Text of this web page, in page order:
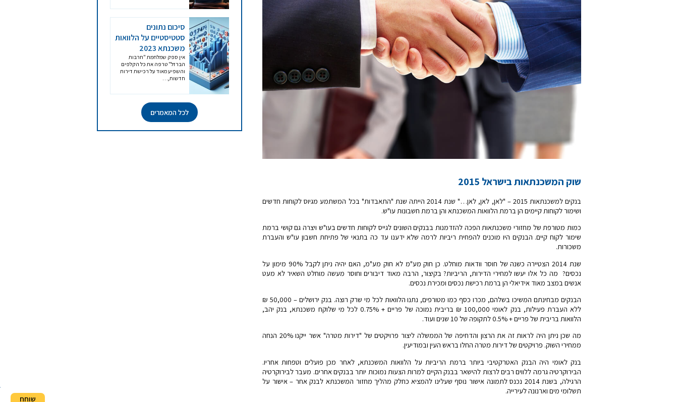
שוק המשכנתאות בישראל 2015
בנקים למשכנתאות 2015 – "לאן, לאן, לאן…" שנת 2014 הייתה שנת "התאבדות" בכל המשתמע מגיוס לקוחות חדשים
ושימור לקוחות קיימים הן ברמת הלוואות המשכנתא והן ברמת חשבונות עו"ש.
כמות מטורפת של מחזורי משכנתאות הפכה להזדמנות בבנקים השונים לגייס לקוחות חדשים בעו"ש ויצרה גם קושי ברמת
שימור לקוח קיים. הבנקים היו מוכנים להפחית ריביות לרמה שלא ידענו עד כה בתנאי של פתיחת חשבון עו"ש והעברת
משכורות.
שנת 2014 הצטיירה כשנה של חוסר וודאות מוחלט. כן חוק מע"מ לא חוק מע"מ, האם יהיה ניתן לקבל 90% מימון על
נכסים? מה כל אלו יעשו למחירי הדירות, הריביות? בקיצור, הרבה מאוד דיבורים וחוסר מעשה מוחלט השאיר לא מעט
אנשים במצב מאוד אידיאלי הן ברמת רכישת נכסים ומכירת נכסים.
הבנקים מבחינתם המשיכו בשלהם, מכרו כסף כמו מטורפים, נתנו הלוואות לכל מי שרק רוצה. בנק ירושלים – 50,000 ₪
ללא העברת פעילות, בנק לאומי 100,000 ₪ בריבית נמוכה של פריים + 0.75% לכל מי שלוקח משכנתא, בנק יהב,
הלוואות בריבית של פריים + 0.5% לתקופה של 10 שנים ועוד.
מה שכן ניתן היה לראות זה את הרצון והדחיפה של הממשלה ליצור פרויקטים של "דירות מטרה" אשר ייקנו 20% הנחה
ממחירי השוק. פרויקטים של דירות מטרה החלו בראש העין ובמודיעין.
בנק לאומי היה הבנק האטרקטיבי ביותר ברמת הריביות על הלוואות המשכנתא, לאחר מכן פועלים וטפחות אחריו.
הבירוקרטיה גרמה ללווים רבים לרצות להישאר בבנק הקיים למרות הצעות נמוכות יותר בבנקים אחרים. מעבר לבירוקרטיה
הרגילה, בשנת 2014 נכנס לתמונה אישור נוסף שעלינו להמציא כחלק מהליך מחזור המשכנתא לבנק אחר – אישור על
תשלומי מים וארנונה לעירייה.
סיכום נתונים
סטטיסטיים על הלוואות
משכנתא 2023
אין ספק שמלחמת "חרבות
הברזל" טרפה את כל הקלפים
והשפיע מאוד על רכישת דירות
חדשות,…
לכל המאמרים